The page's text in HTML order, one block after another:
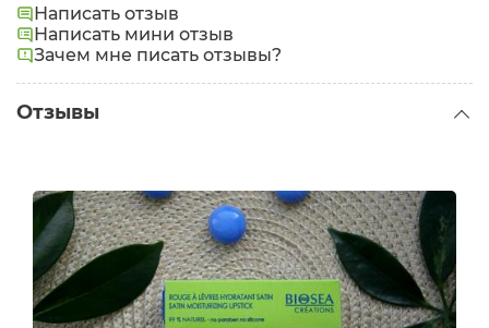
Написать отзыв
Написать мини отзыв
Зачем мне писать отзывы?
Отзывы